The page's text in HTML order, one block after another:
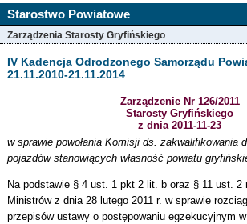
Starostwo Powiatowe
Zarządzenia Starosty Gryfińskiego
IV Kadencja Odrodzonego Samorządu
21.11.2010-21.11.2014
Zarządzenie Nr 126/2011
Starosty Gryfińskiego
z dnia 2011-11-23
w sprawie powołania Komisji ds. zakwalifikowania
pojazdów stanowiących własność powiatu
Na podstawie § 4 ust. 1 pkt 2 lit. b oraz § 11 ust. 2
Ministrów z dnia 28 lutego 2011 r. w sprawie
przepisów ustawy o postępowaniu egzekucyjnym